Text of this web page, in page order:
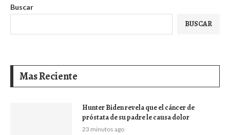
Buscar
BUSCAR
Mas Reciente
Hunter Biden revela que el cáncer de
próstata de su padre le causa dolor
23 minutos ago